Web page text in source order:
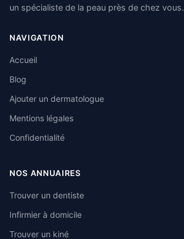
un spécialiste de la peau près de chez vous.
NAVIGATION
Accueil
Blog
Ajouter un dermatologue
Mentions légales
Confidentialité
NOS ANNUAIRES
Trouver un dentiste
Infirmier à domicile
Trouver un kiné